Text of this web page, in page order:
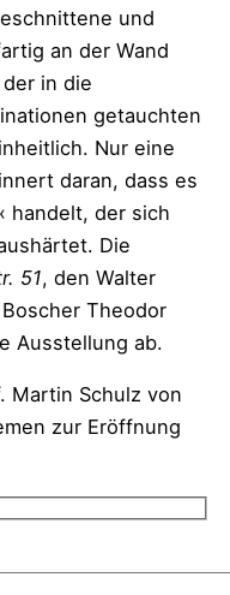
und
an der Wand
in die
getauchten
Nur eine
daran, dass es
handelt, der sich
Die
51, den Walter
Theodor
Ausstellung ab.
Martin Schulz von
zur Eröffnung